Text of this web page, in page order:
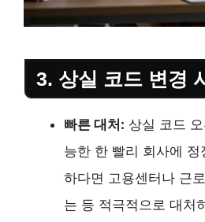
3. 상실 코드 변경
빠른 대처: 상실 코드
능한 한 빨리 회사에
하다면 고용센터나 근
는 등 적극적으로 대처